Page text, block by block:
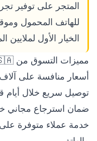
المتجر على توفير
للهاتف المحمول
الخيار الأول
مميزات التسوق من 🇸🇦 السعودية
أسعار منافسة على
توصيل سريع خلال أيام
ضمان استرجاع مجاني خلال 15
خدمة عملاء متوفرة